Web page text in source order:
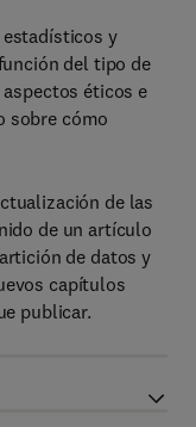
y
del tipo de
éticos e
sobre cómo
de las
de un artículo
de datos y
capítulos
publicar.